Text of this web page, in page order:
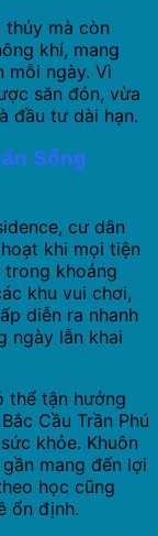
thủy mà còn
khí, mang
mỗi ngày. Vì
săn đón, vừa
đầu tư dài hạn.
Sống
cư dân
khi mọi tiện
trong khoảng
khu vui chơi,
diễn ra nhanh
ngày lẫn khai
thể tận hưởng
Cầu Trần Phú
khỏe. Khuôn
mang đến lợi
học cũng
ổn định.